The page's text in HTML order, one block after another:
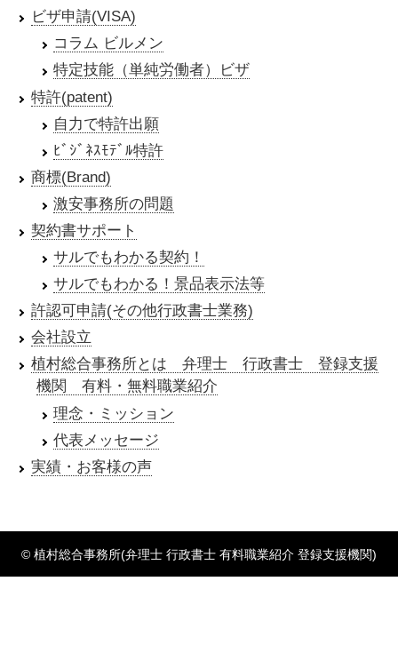
ビザ申請(VISA)
コラム ビルメン
特定技能（単純労働者）ビザ
特許(patent)
自力で特許出願
ﾋﾞｼﾞﾈｽﾓﾃﾞﾙ特許
商標(Brand)
激安事務所の問題
契約書サポート
サルでもわかる契約！
サルでもわかる！景品表示法等
許認可申請(その他行政書士業務)
会社設立
植村総合事務所とは 弁理士 行政書士 登録支援
機関 有料・無料職業紹介
理念・ミッション
代表メッセージ
実績・お客様の声
© 植村総合事務所(弁理士 行政書士 有料職業紹介 登録支援機関)